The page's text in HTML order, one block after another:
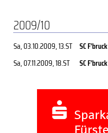
2009/10
Sa, 03.10.2009, 13.ST SC F'bruck
Sa, 07.11.2009, 18.ST SC F'bruck